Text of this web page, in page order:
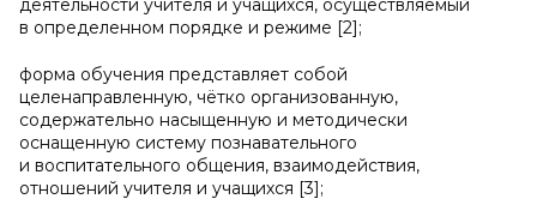
деятельности учителя и учащихся, осуществляемый
в определенном порядке и режиме [2];
форма обучения представляет собой
целенаправленную, чётко организованную,
содержательно насыщенную и методически
оснащенную систему познавательного
и воспитательного общения, взаимодействия,
отношений учителя и учащихся [3];